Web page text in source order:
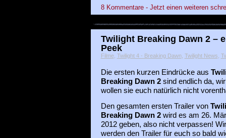
8 Kommentare - Jetzt einen weiteren
Twilight Breaking Dawn 2 –
Peek
Filme, Twilight 4 - Breaking Dawn, Twilight News
Die ersten kurzen Eindrücke aus
Breaking Dawn 2sind endlich da, wir
wollen sie euch natürlich nicht
Den gesamten ersten Trailer von
Breaking Dawn 2wird es am 26.
2012 geben, also nicht verpassen! Wir
werden den Trailer für euch so bald